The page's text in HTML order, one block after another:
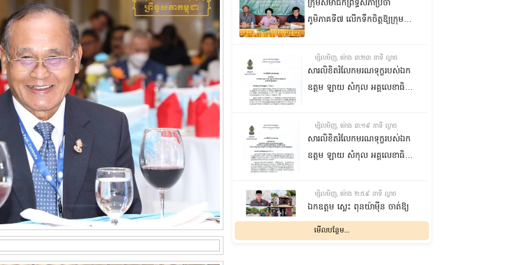
ក្រុមសមាជិកព្រឹទ្ធសភាប្រចាំ
ភូមិភាគទី៧ លើកទឹកចិត្តឱ្យក្រុម
បង្ករបង្កើនផលកសិកម្មបន្ថែមពីលើ
មុខរបបសព្វថ្ងៃ ដើម្បីឱ្យប្រជាពលរដ្ឋ
មានជីវភាពធូរធារ
ម្សិលមិញ, ម៉ោង ៣:២៣ នាទី ល្ងាច
សារលិខិតរំលែកមរណទុក្ខរបស់ឯក
ឧត្តម ឡាយ សំកុល អគ្គលេខាធិការ
ឆាយ អគ្គលេខាធិការរងព្រឹទ្ធសភា
ព្រមទាំងក្រុមគ្រួសារ ចំពោះមរណ
ភាព ឧបាសិកា លឹម អេងលាន ត្រូវ
ទទួលមរណភាព នៅថ្ងៃទី៥ ខែសីហា
ឆ្នាំ២០២៦ វេលាម៉ោង១:៥០នាទី
រំលងអធ្រាត្រ ក្នុងជន្មាយុ៨១ឆ្នាំ
ដោយរោគាពាធ នៅប្រទេសបារាំង
ម្សិលមិញ, ម៉ោង ៣:១៩ នាទី ល្ងាច
សារលិខិតរំលែកមរណទុក្ខរបស់ឯក
ឧត្តម ឡាយ សំកុល អគ្គលេខាធិការ
ឡោក ខេង ប្រធានគណៈកម្មការ
សុខាភិបាល សង្គមកិច្ច អតីត
យុទ្ធជន យុវនីតិសម្បទា ការងារ
បណ្តុះបណ្តាលវិជ្ជាជីវៈ និងកិច្ចការនារី
ម្សិលមិញ, ម៉ោង ២:៥៩ នាទី ល្ងាច
ឯកឧត្តម ស្លេះ ពុនយ៉ាម៉ីន ចាត់ឱ្យ
ក្រុមការងារនាំយកកញ្ចប់
អាហារចែកជូនបងប្អូនប្រជាពលរដ្ឋ
មើលបន្ថែម...